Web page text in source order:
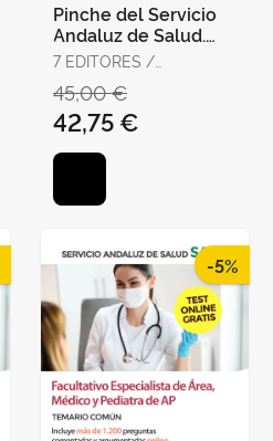
Pinche del Servicio
Andaluz de Salud.
Temario Específico
7 EDITORES /
JOSÉ MANUEL /
SERRANO BARCENA,
ANA MARÍA /
GONZÁLEZ CABALLERO,
45,00 €
42,75 €
-5%